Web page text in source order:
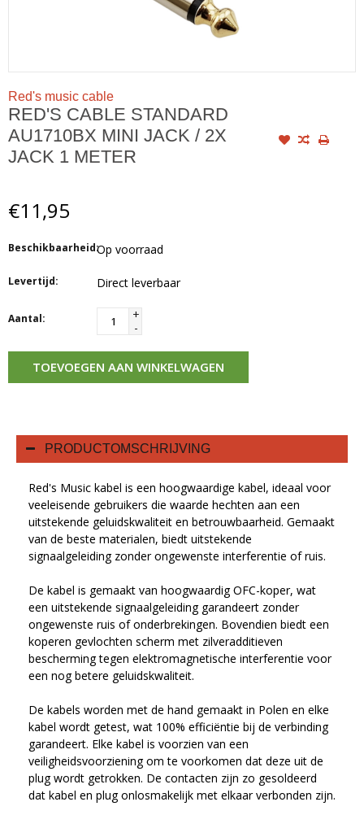
Red's music cable
RED'S CABLE STANDARD
AU1710BX MINI JACK / 2X
JACK 1 METER
€11,95
Beschikbaarheid:Op voorraad
Levertijd: Direct leverbaar
Aantal:
+
-
TOEVOEGEN AAN WINKELWAGEN
PRODUCTOMSCHRIJVING
Red's Music kabel is een hoogwaardige kabel, ideaal voor
veeleisende gebruikers die waarde hechten aan een
uitstekende geluidskwaliteit en betrouwbaarheid. Gemaakt
van de beste materialen, biedt uitstekende
signaalgeleiding zonder ongewenste interferentie of ruis.
De kabel is gemaakt van hoogwaardig OFC-koper, wat
een uitstekende signaalgeleiding garandeert zonder
ongewenste ruis of onderbrekingen. Bovendien biedt een
koperen gevlochten scherm met zilveradditieven
bescherming tegen elektromagnetische interferentie voor
een nog betere geluidskwaliteit.
De kabels worden met de hand gemaakt in Polen en elke
kabel wordt getest, wat 100% efficiëntie bij de verbinding
garandeert. Elke kabel is voorzien van een
veiligheidsvoorziening om te voorkomen dat deze uit de
plug wordt getrokken. De contacten zijn zo gesoldeerd
dat kabel en plug onlosmakelijk met elkaar verbonden zijn.